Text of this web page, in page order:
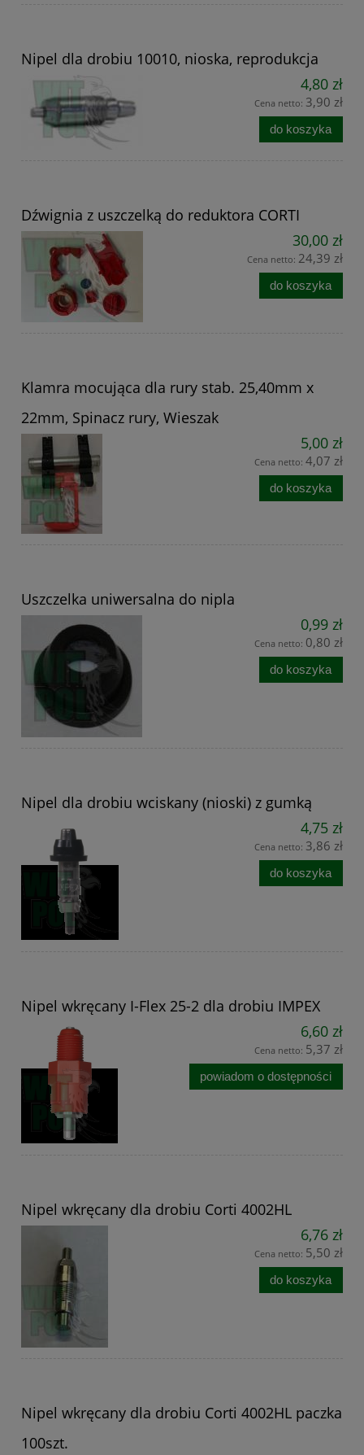
Nipel dla drobiu 10010, nioska, reprodukcja
4,80 zł
Cena netto: 3,90 zł
do koszyka
Dźwignia z uszczelką do reduktora CORTI
30,00 zł
Cena netto: 24,39 zł
do koszyka
Klamra mocująca dla rury stab. 25,40mm x
22mm, Spinacz rury, Wieszak
5,00 zł
Cena netto: 4,07 zł
do koszyka
Uszczelka uniwersalna do nipla
0,99 zł
Cena netto: 0,80 zł
do koszyka
Nipel dla drobiu wciskany (nioski) z gumką
4,75 zł
Cena netto: 3,86 zł
do koszyka
Nipel wkręcany I-Flex 25-2 dla drobiu IMPEX
6,60 zł
Cena netto: 5,37 zł
powiadom o dostępności
Nipel wkręcany dla drobiu Corti 4002HL
6,76 zł
Cena netto: 5,50 zł
do koszyka
Nipel wkręcany dla drobiu Corti 4002HL paczka
100szt.